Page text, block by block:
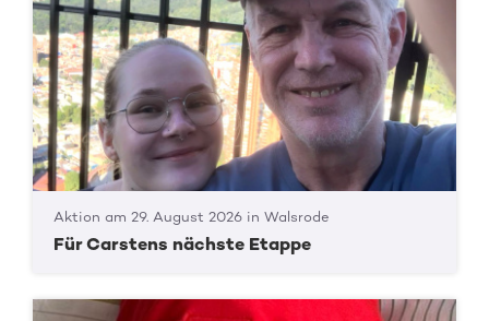
Aktion am 29. August 2026 in Walsrode
Für Carstens nächste Etappe